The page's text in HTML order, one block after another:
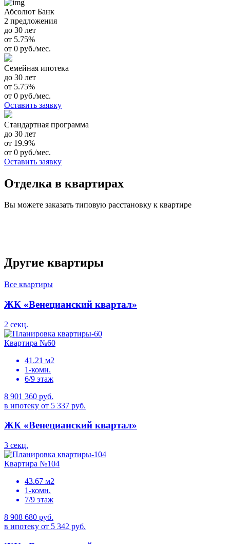
Абсолют Банк
2 предложения
до 30 лет
от 5.75%
от 0 руб./мес.
Семейная ипотека
до 30 лет
от 5.75%
от 0 руб./мес.
Оставить заявку
Стандартная программа
до 30 лет
от 19.9%
от 0 руб./мес.
Оставить заявку
Отделка в квартирах
Вы можете заказать типовую расстановку к квартире
Другие квартиры
Все квартиры
ЖК «Венецианский квартал»
2 секц.
Квартира №60
41.21 м2
1-комн.
6/9 этаж
8 901 360 руб.
в ипотеку от 5 337 руб.
ЖК «Венецианский квартал»
3 секц.
Квартира №104
43.67 м2
1-комн.
7/9 этаж
8 908 680 руб.
в ипотеку от 5 342 руб.